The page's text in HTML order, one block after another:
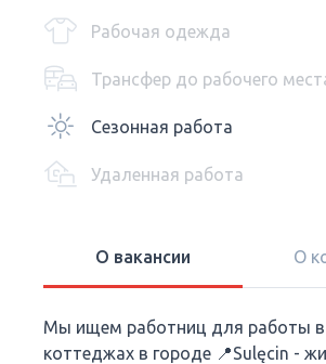
Рабочая одежда
Трансфер до рабочего
Сезонная работа
Удаленная работа
О вакансии О
Мы ищем работниц для работы в
коттеджах в городе 📍Sulęcin -